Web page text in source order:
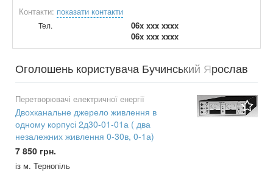
Контакти: показати контакти
Тел.
06x xxx xxxx
06x xxx xxxx
Оголошень користувача Бучинський Ярослав
Перетворювачі електричної енергії
Двохканальне джерело живлення в
одному корпусі 2д30-01-01а ( два
незалежних живлення 0-30в, 0-1а)
7 850 грн.
із м. Тернопіль